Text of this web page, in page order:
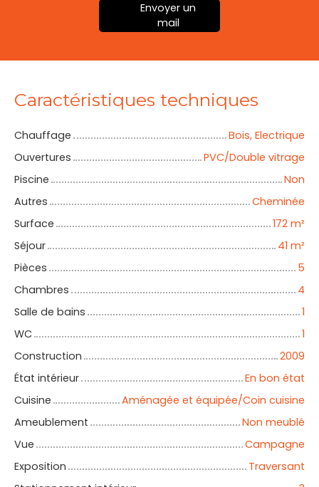
Envoyer un
mail
Caractéristiques techniques
Chauffage
Bois, Electrique
Ouvertures
PVC/Double vitrage
Piscine
Non
Autres
Cheminée
Surface
172 m²
Séjour
41 m²
Pièces
5
Chambres
4
Salle de bains
1
WC
1
Construction
2009
État intérieur
En bon état
Cuisine
Aménagée et équipée/Coin cuisine
Ameublement
Non meublé
Vue
Campagne
Exposition
Traversant